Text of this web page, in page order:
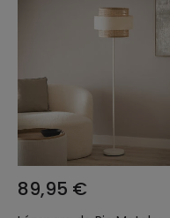
89,95 €